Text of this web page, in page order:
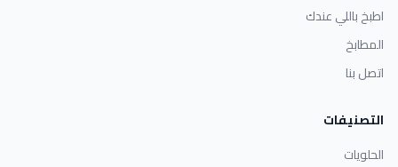
اطبخ باللي عندك
المطابخ
اتصل بنا
التصنيفات
الحلويات